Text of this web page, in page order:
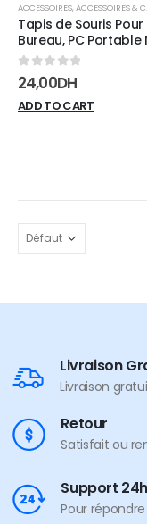
ACCESSOIRES, ACCESSOIRES &
Tapis de Souris Pour
Bureau, PC Portable
0 sur 5
24,00DH
ADD TO CART
Livraison
Livraison
Retour
Satisfait ou
Support
Pour